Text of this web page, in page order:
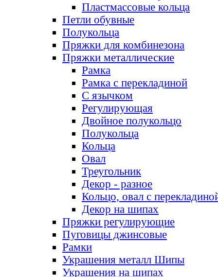
Пластмассовые кольца
Петли обувные
Полукольца
Пряжки для комбинезона
Пряжки металлические
Рамка
Рамка с перекладиной
С язычком
Регулирующая
Двойное полукольцо
Полукольца
Кольца
Овал
Треугольник
Декор - разное
Кольцо, овал с
Декор на шипах
Пряжки регулирующие
Пуговицы джинсовые
Рамки
Украшения металл Шипы
Украшения на шипах